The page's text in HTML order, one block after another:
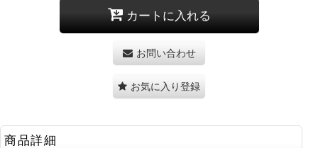
カートに入れる
お問い合わせ
お気に入り登録
商品詳細